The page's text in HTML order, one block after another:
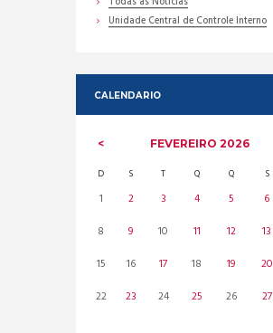
Unidade Central de Controle Interno
CALENDARIO
FEVEREIRO2026
D S T Q Q S
1 2 3 4 5 6
8
9 10 11 12 13
15
16 17 18 19 20
22
23 24 25 26 27